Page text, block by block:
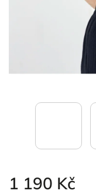
1 190 Kč